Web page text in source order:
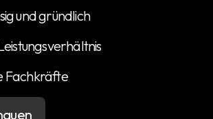
und gründlich
Fachkräfte